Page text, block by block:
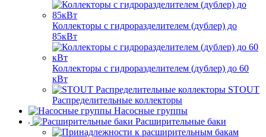
Коллекторы с гидроразделителем (дублер) до
85кВт
Коллекторы с гидроразделителем (дублер) до 60
кВт
STOUT
Распределительные коллекторы
Насосные группы
Расширительные баки